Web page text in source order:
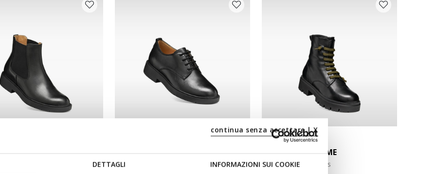
DETTAGLI INFORMAZIONI SUI COOKIE
continua senza accettare | X
EC1 B FEMME
cuir
SPHERICA EC1 B FEMME
Chaussures en cuir
NEW IN
KLARGENA FEMME
Rangers chaussures